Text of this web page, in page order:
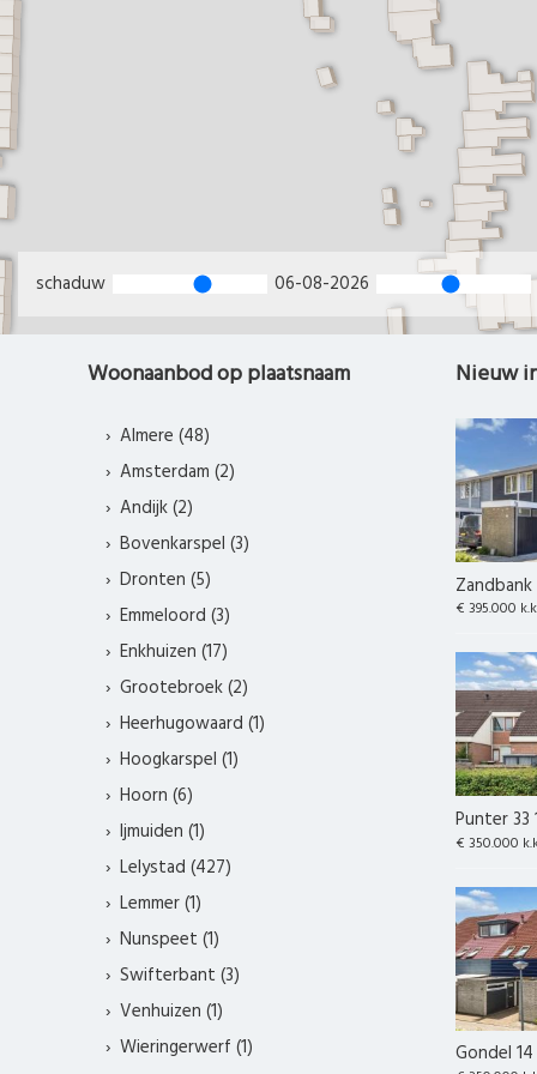
schaduw 06-08-2026
Woonaanbod op plaatsnaam
Almere (48)
Amsterdam (2)
Andijk (2)
Bovenkarspel (3)
Dronten (5)
Emmeloord (3)
Enkhuizen (17)
Grootebroek (2)
Heerhugowaard (1)
Hoogkarspel (1)
Hoorn (6)
Ijmuiden (1)
Lelystad (427)
Lemmer (1)
Nunspeet (1)
Swifterbant (3)
Venhuizen (1)
Wieringerwerf (1)
Nieuw
€ 395.000 k.k
Punter 33
€ 350.000
Gondel